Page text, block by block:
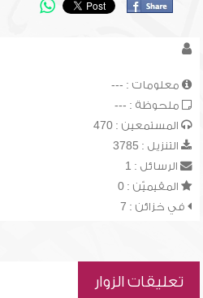
معلومات : ---
ملحوظة : ---
المستمعين : 470
التنزيل : 3785
الرسائل : 1
المقيميّن : 0
في خزائن : 7
تعليقات الزوار